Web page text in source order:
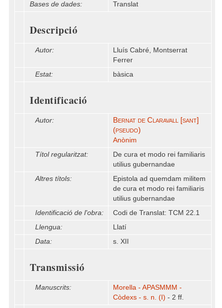
Bases de dades: Translat
Descripció
Autor:
Lluís Cabré, Montserrat
Ferrer
Estat:
bàsica
Identificació
Autor:
Bernat de Claravall [sant]
(pseudo)
Anònim
Títol regularitzat:
De cura et modo rei familiaris
utilius gubernandae
Altres títols:
Epistola ad quemdam militem
de cura et modo rei familiaris
utilius gubernandae
Identificació de l'obra:
Codi de Translat: TCM 22.1
Llengua:
Llatí
Data:
s. XII
Transmissió
Manuscrits:
Morella - APASMMM -
Còdexs - s. n. (I) - 2 ff.